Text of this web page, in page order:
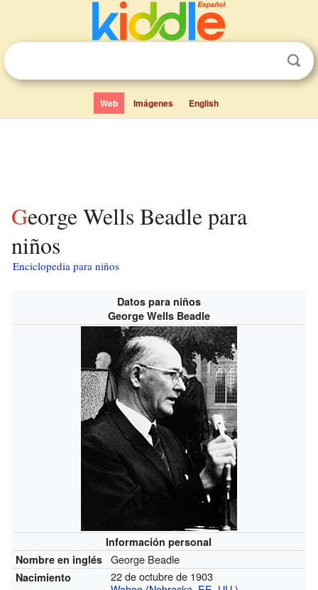
Web Imágenes English
George Wells Beadle para
niños
Enciclopedia para niños
Datos para niños
George Wells Beadle
Información personal
Nombre en inglés
George Beadle
Nacimiento
22 de octubre de 1903